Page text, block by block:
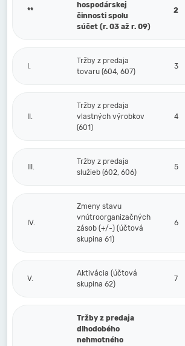
**
hospodárskej
činnosti spolu
súčet (r. 03 až r. 09)
2
I.
Tržby z predaja
tovaru (604, 607)
3
II.
Tržby z predaja
vlastných výrobkov
(601)
4
III.
Tržby z predaja
služieb (602, 606)
5
IV.
Zmeny stavu
vnútroorganizačných
zásob (+/-) (účtová
skupina 61)
6
V.
Aktivácia (účtová
skupina 62)
7
Tržby z predaja
dlhodobého
nehmotného